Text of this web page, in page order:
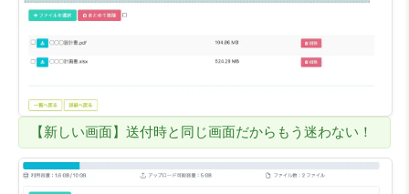
【新しい画面】送付時と同じ画面だからもう迷わない！